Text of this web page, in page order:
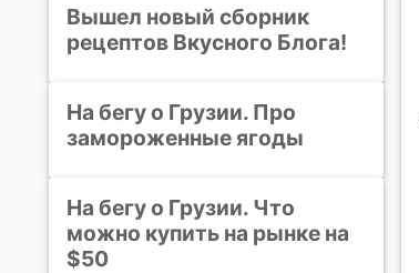
Вышел новый сборник
рецептов Вкусного Блога!
На бегу о Грузии. Про
замороженные ягоды
На бегу о Грузии. Что
можно купить на рынке на
$50